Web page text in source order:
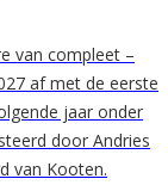
van compleet –
af met de eerste
jaar onder
door Andries
van Kooten.